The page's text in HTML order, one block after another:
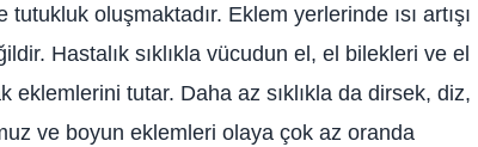
oluşmaktadır. Eklem yerlerinde ısı artışı
Hastalık sıklıkla vücudun el, el bilekleri ve el
tutar. Daha az sıklıkla da dirsek, diz,
ve boyun eklemleri olaya çok az oranda